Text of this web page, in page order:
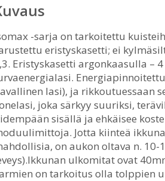
-sarja on tarkoitettu
eristyskasetti; ei
Eristyskasetti argonkaasulla –
lasi), ja rikkoutuessaan
joka särkyy suuriksi,
sisällä ja ehkäisee
Jotta kiinteä
on aukon oltava n.
ulkomitat ovat
on tarkoitus olla tolppien